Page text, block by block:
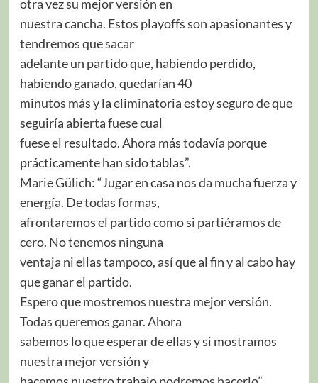
otra vez su mejor versión en
nuestra cancha. Estos playoffs son apasionantes y
tendremos que sacar
adelante un partido que, habiendo perdido,
habiendo ganado, quedarían 40
minutos más y la eliminatoria estoy seguro de que
seguiría abierta fuese cual
fuese el resultado. Ahora más todavía porque
prácticamente han sido tablas”.
Marie Gülich: “Jugar en casa nos da mucha fuerza y
energía. De todas formas,
afrontaremos el partido como si partiéramos de
cero. No tenemos ninguna
ventaja ni ellas tampoco, así que al fin y al cabo hay
que ganar el partido.
Espero que mostremos nuestra mejor versión.
Todas queremos ganar. Ahora
sabemos lo que esperar de ellas y si mostramos
nuestra mejor versión y